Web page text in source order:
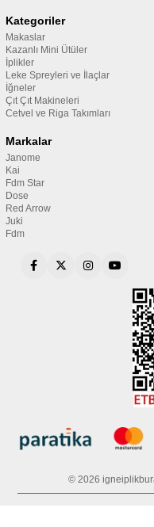
Kategoriler
Makaslar
Kazanlı Mini Ütüler
İplikler
Leke Spreyleri ve İlaçlar
İğneler
Çıt Çıt Makineleri
Cetvel ve Riga Takımları
Markalar
Janome
Kai
Fdm Star
Dose
Red Arrow
Juki
Fdm
© 2026